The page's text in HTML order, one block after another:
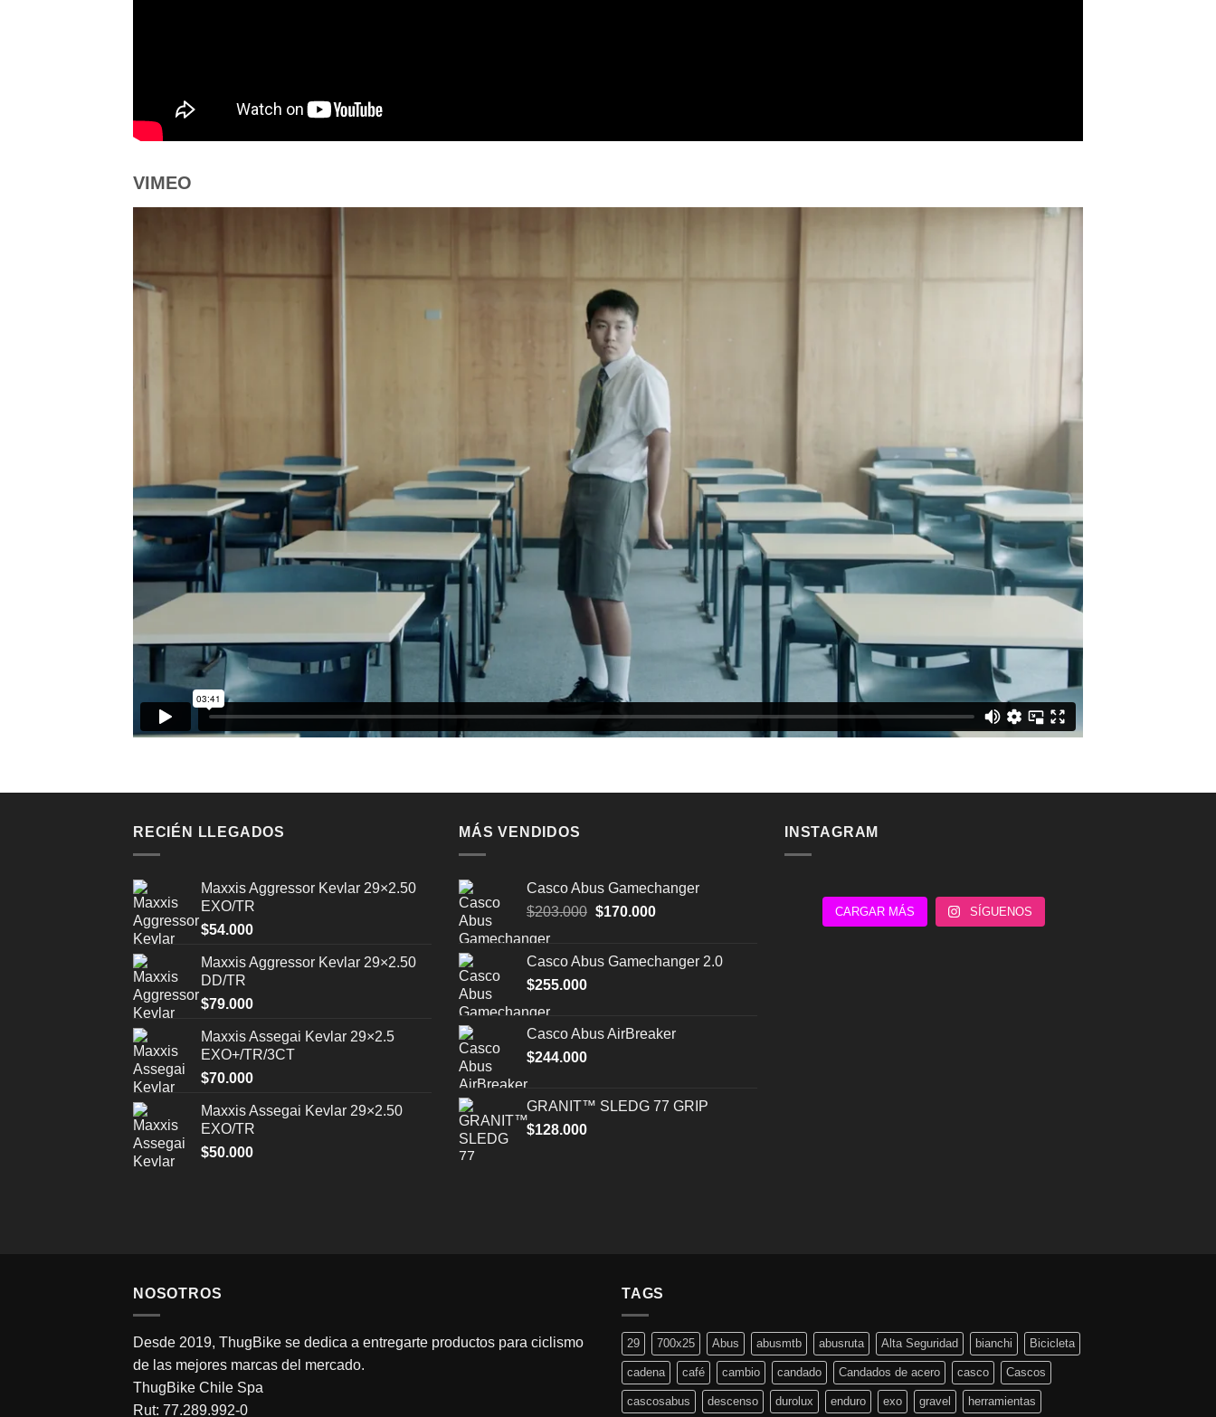
VIMEO
RECIÉN LLEGADOS
Maxxis Aggressor Kevlar 29×2.50
EXO/TR
$54.000
Maxxis Aggressor Kevlar 29×2.50
DD/TR
$79.000
Maxxis Assegai Kevlar 29×2.5
EXO+/TR/3CT
$70.000
Maxxis Assegai Kevlar 29×2.50
EXO/TR
$50.000
MÁS VENDIDOS
Casco Abus Gamechanger
$203.000 El
era:
$170.000El
es:
Casco Abus Gamechanger 2.0
$255.000
Casco Abus AirBreaker
$244.000
GRANIT™ SLEDG 77 GRIP
$128.000
INSTAGRAM
CARGAR MÁS SÍGUENOS
NOSOTROS
Desde 2019, ThugBike se dedica a entregarte productos para ciclismo
de las mejores marcas del mercado.
ThugBike Chile Spa
Rut: 77.289.992-0
TAGS
29 700x25 Abus abusmtb abusruta Alta Seguridad bianchi Bicicleta
cadena café cambio candado Candados de acero casco Cascos
cascosabus descenso durolux enduro exo gravel herramientas